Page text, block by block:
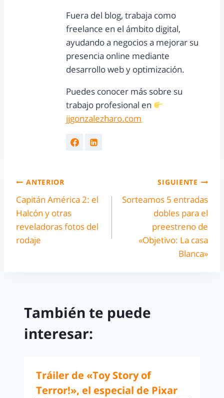
Fuera del blog, trabaja como
freelance en el ámbito digital,
ayudando a negocios a mejorar su
presencia online mediante
desarrollo web y optimización.
Puedes conocer más sobre su
trabajo profesional en
jjgonzalezharo.com
ANTERIOR
Capitán América 2: el
Halcón y otras
reveladoras fotos del
rodaje
SIGUIENTE
Sorteamos 5 entradas
dobles para el
preestreno de
«Objetivo: La casa
Blanca»
También te puede
interesar:
Tráiler de «Toy Story of
Terror!», el especial de Pixar